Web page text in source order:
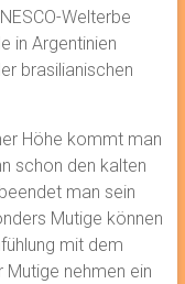
Welterbe
in Argentinien
brasilianischen
Höhe kommt man
schon den kalten
man sein
Mutige können
mit dem
Mutige nehmen ein